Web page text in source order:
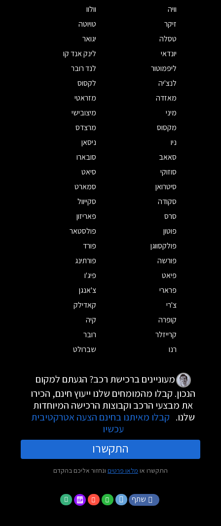
וויה
וולוו
זיקר
טויוטה
טסלה
יגואר
יונדאי
לינק אנד קו
ליפמוטור
לנד רובר
לנצ'יה
לקסוס
מאזדה
מזראטי
מיני
מיצובישי
מקסוס
מרצדס
ניו
ניסאן
סאאב
סובארו
סוזוקי
סיאט
סיטרואן
סמארט
סקודה
סקייוול
סרס
פאריזון
פוטון
פולסטאר
פולקסווגן
פורד
פורשה
פורתינג
פיאט
פיג'ו
פרארי
צ'אנגן
צ'רי
קאדילק
קופרה
קיה
קרייזלר
רובר
רנו
שברולט
מעוניינים ברכישת רכב? הגעתם למקום
הנכון. קבלו מהמומחים שלנו ייעוץ חינם, הכירו
את מבצעי הרכב וקבוצות הרכישה המיוחדות
שלנו. קבלו מאיתנו בחינם הצעה אטרקטיבית
עכשיו
התקשרו
התקשרו או מלאו פרטים ונחזור אליכם בהקדם
שתף